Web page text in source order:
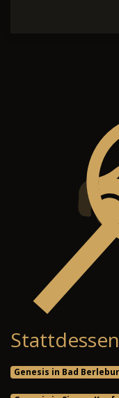
Genesis in Bad